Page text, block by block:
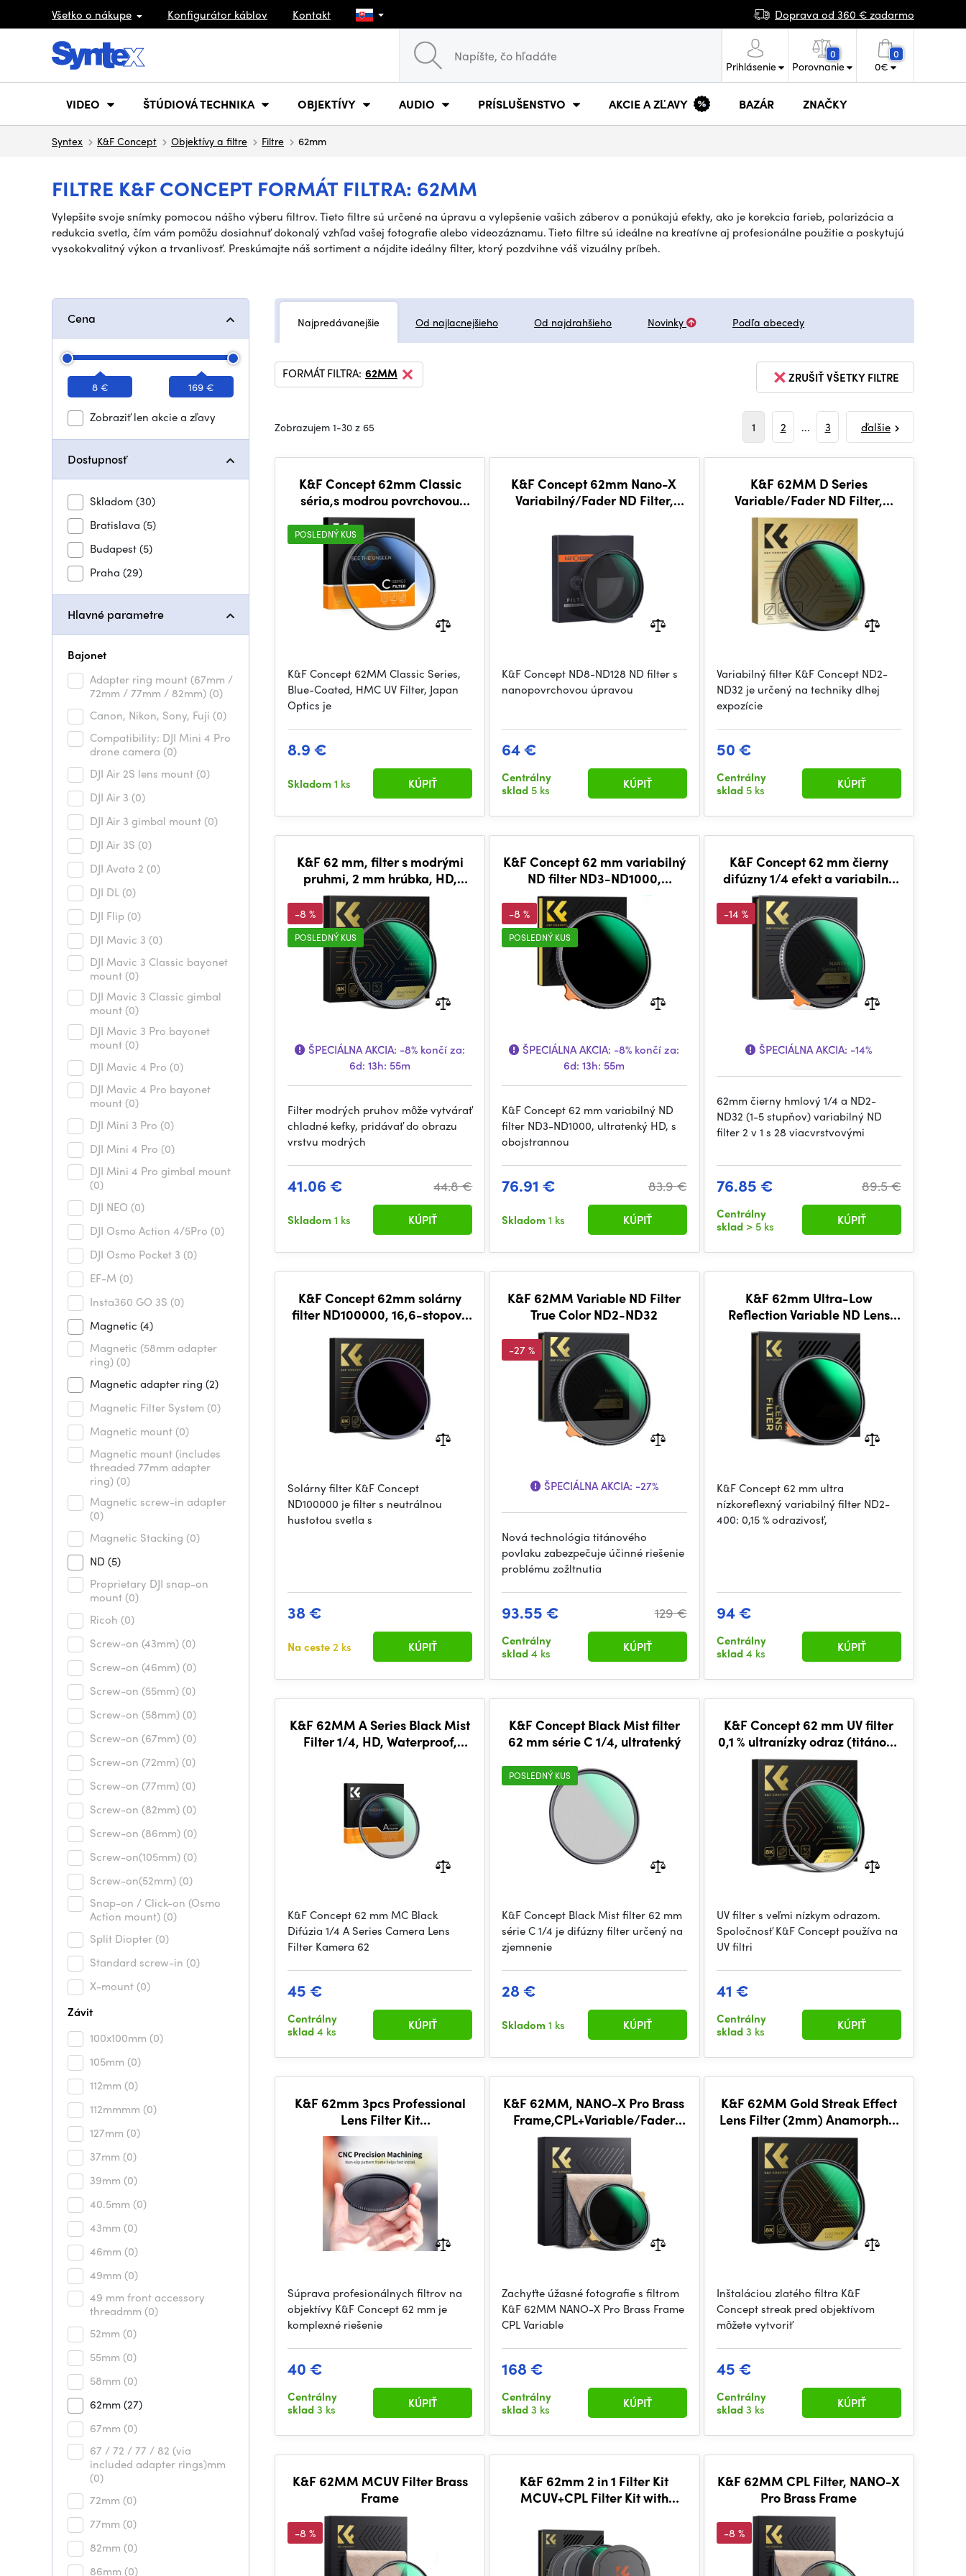
Všetko o nákupe Konfigurátor káblov Kontakt Doprava od 360 € zadarmo
Prihlásenie
0
Porovnanie
0
0€
VIDEO ŠTÚDIOVÁ TECHNIKA OBJEKTÍVY AUDIO PRÍSLUŠENSTVO AKCIE A ZĽAVY BAZÁR ZNAČKY
Syntex K&F Concept Objektívy a filtre Filtre 62mm
FILTRE K&F CONCEPT FORMÁT FILTRA: 62MM
Vylepšite svoje snímky pomocou nášho výberu filtrov. Tieto filtre sú určené na úpravu a vylepšenie vašich záberov a ponúkajú efekty, ako je korekcia farieb, polarizácia a
redukcia svetla, čím vám pomôžu dosiahnuť dokonalý vzhľad vašej fotografie alebo videozáznamu. Tieto filtre sú ideálne na kreatívne aj profesionálne použitie a poskytujú
vysokokvalitný výkon a trvanlivosť. Preskúmajte náš sortiment a nájdite ideálny filter, ktorý pozdvihne váš vizuálny príbeh.
Cena
8 € 169 €
Zobraziť len akcie a zľavy
Dostupnosť
Skladom(30)
Bratislava (5)
Budapest(5)
Praha (29)
Hlavné parametre
Bajonet
Adapter ring mount (67mm /
72mm / 77mm / 82mm) (0)
Canon, Nikon, Sony, Fuji (0)
Compatibility: DJI Mini 4 Pro
drone camera (0)
DJI Air 2S lens mount (0)
DJI Air 3 (0)
DJI Air 3 gimbal mount (0)
DJI Air 3S (0)
DJI Avata 2 (0)
DJI DL (0)
DJI Flip (0)
DJI Mavic 3 (0)
DJI Mavic 3 Classic bayonet
mount (0)
DJI Mavic 3 Classic gimbal
mount (0)
DJI Mavic 3 Pro bayonet
mount (0)
DJI Mavic 4 Pro (0)
DJI Mavic 4 Pro bayonet
mount (0)
DJI Mini 3 Pro (0)
DJI Mini 4 Pro (0)
DJI Mini 4 Pro gimbal mount
(0)
DJI NEO (0)
DJI Osmo Action 4/5Pro (0)
DJI Osmo Pocket 3 (0)
EF-M (0)
Insta360 GO 3S (0)
Magnetic (4)
Magnetic (58mm adapter
ring) (0)
Magnetic adapter ring (2)
Magnetic Filter System (0)
Magnetic mount (0)
Magnetic mount (includes
threaded 77mm adapter
ring) (0)
Magnetic screw-in adapter
(0)
Magnetic Stacking (0)
ND (5)
Proprietary DJI snap-on
mount (0)
Ricoh (0)
Screw-on (43mm) (0)
Screw-on (46mm) (0)
Screw-on (55mm) (0)
Screw-on (58mm) (0)
Screw-on (67mm) (0)
Screw-on (72mm) (0)
Screw-on (77mm) (0)
Screw-on (82mm) (0)
Screw-on (86mm) (0)
Screw-on(105mm) (0)
Screw-on(52mm) (0)
Snap-on / Click-on (Osmo
Action mount) (0)
Split Diopter (0)
Standard screw-in (0)
X-mount (0)
Závit
100x100mm (0)
105mm (0)
112mm (0)
112mmmm (0)
127mm (0)
37mm (0)
39mm (0)
40.5mm (0)
43mm (0)
46mm (0)
49mm (0)
49 mm front accessory
threadmm (0)
52mm (0)
55mm (0)
58mm (0)
62mm(27)
67mm (0)
67 / 72 / 77 / 82 (via
included adapter rings)mm
(0)
72mm (0)
77mm (0)
82mm (0)
86mm (0)
Najpredávanejšie Od najlacnejšieho Od najdrahšieho Novinky Podľa abecedy
ZRUŠIŤ VŠETKY FILTRE
FORMÁT FILTRA: 62MM
Zobrazujem 1-30 z 65 1 2 ... 3 ďalšie
K&F Concept 62mm Classic
séria,s modrou povrchovou
úpravou, HMC UV filter,
japonská optika
POSLEDNÝ KUS
K&F Concept 62MM Classic Series,
Blue-Coated, HMC UV Filter, Japan
Optics je
8.9 €
Skladom1 ks KÚPIŤ
K&F Concept 62mm Nano-X
Variabilný/Fader ND Filter,
K&F Concept ND8-ND128 ND filter s
nanopovrchovou úpravou
64 €
Centrálny
sklad 5 ks KÚPIŤ
K&F 62MM D Series
Variable/Fader ND Filter,
ND2~ND32, W/O Black Cross
Variabilný filter K&F Concept ND2-
ND32 je určený na techniky dlhej
expozície
50 €
Centrálny
sklad 5 ks KÚPIŤ
K&F 62 mm, filter s modrými
pruhmi, 2 mm hrúbka, HD,
vodeodolný, proti poškriabaniu
-8 %
POSLEDNÝ KUS
ŠPECIÁLNA AKCIA: -8% končí za:
6d: 13h: 55m
Filter modrých pruhov môže vytvárať
chladné kefky, pridávať do obrazu
vrstvu modrých
41.06 € 44.8 €
Skladom1 ks KÚPIŤ
K&F Concept 62 mm variabilný
ND filter ND3-ND1000,
ultratenký HD, s obojstranným
28-vrstvovým nano povlakom,
séria Nano-X
-8 %
POSLEDNÝ KUS
ŠPECIÁLNA AKCIA: -8% končí za:
6d: 13h: 55m
K&F Concept 62 mm variabilný ND
filter ND3-ND1000, ultratenký HD, s
obojstrannou
76.91 € 83.9 €
Skladom1 ks KÚPIŤ
K&F Concept 62 mm čierny
difúzny 1/4 efekt a variabilný
ND2-ND32 ND filter 2-v-1
(séria Nano-X)
-14 %
ŠPECIÁLNA AKCIA: -14%
62mm čierny hmlový 1/4 a ND2-
ND32 (1-5 stupňov) variabilný ND
filter 2 v 1 s 28 viacvrstvovými
76.85 € 89.5 €
Centrálny
sklad > 5 ks KÚPIŤ
K&F Concept 62mm solárny
filter ND100000, 16,6-stopový
Nano-X séria
Solárny filter K&F Concept
ND100000 je filter s neutrálnou
hustotou svetla s
38 €
Na ceste2 ks KÚPIŤ
K&F 62MM Variable ND Filter
True Color ND2-ND32
-27 %
ŠPECIÁLNA AKCIA: -27%
Nová technológia titánového
povlaku zabezpečuje účinné riešenie
problému zožltnutia
93.55 € 129 €
Centrálny
sklad4 ks KÚPIŤ
K&F 62mm Ultra-Low
Reflection Variable ND Lens
Filter, ND2-400
K&F Concept 62 mm ultra
nízkoreflexný variabilný filter ND2-
400: 0,15 % odrazivosť,
94 €
Centrálny
sklad4 ks KÚPIŤ
K&F 62MM A Series Black Mist
Filter 1/4, HD, Waterproof,
K&F Concept 62 mm MC Black
Difúzia 1/4 A Series Camera Lens
Filter Kamera 62
45 €
Centrálny
sklad4 ks KÚPIŤ
K&F Concept Black Mist filter
62 mm série C 1/4, ultratenký
POSLEDNÝ KUS
K&F Concept Black Mist filter 62 mm
série C 1/4 je difúzny filter určený na
zjemnenie
28 €
Skladom1 ks KÚPIŤ
K&F Concept 62 mm UV filter
0,1 % ultranízky odraz (titánový
povlak) s 28 viacvrstvovými
povlakmi radu Nano-X
UV filter s veľmi nízkym odrazom.
Spoločnosť K&F Concept používa na
UV filtri
41 €
Centrálny
sklad3 ks KÚPIŤ
K&F 62mm 3pcs Professional
Lens Filter Kit
(MCUV/CPL/ND4) + Filter
Pouch+3pcs*Cleaning Cloth
Súprava profesionálnych filtrov na
objektívy K&F Concept 62 mm je
komplexné riešenie
40 €
Centrálny
sklad3 ks KÚPIŤ
K&F 62MM, NANO-X Pro Brass
Frame,CPL+Variable/Fader
ND2-32
Zachyťte úžasné fotografie s filtrom
K&F 62MM NANO-X Pro Brass Frame
CPL Variable
168 €
Centrálny
sklad3 ks KÚPIŤ
K&F 62MM Gold Streak Effect
Lens Filter (2mm) Anamorphic
Optical Glass Light Flare Effect
Inštaláciou zlatého filtra K&F
Concept streak pred objektívom
môžete vytvoriť
45 €
Centrálny
sklad3 ks KÚPIŤ
K&F 62MM MCUV Filter Brass
Frame
-8 %
K&F 62mm 2 in 1 Filter Kit
MCUV+CPL Filter Kit with
K&F 62MM CPL Filter, NANO-X
Pro Brass Frame
-8 %